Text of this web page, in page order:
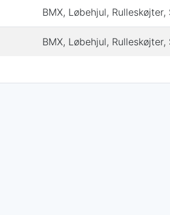
BMX, Løbehjul,
BMX, Løbehjul,